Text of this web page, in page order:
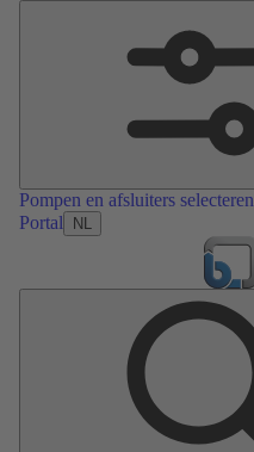
Pompen en afsluiters selecteren
Portal
NL